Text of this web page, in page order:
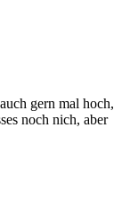
gern mal hoch,
noch nich, aber